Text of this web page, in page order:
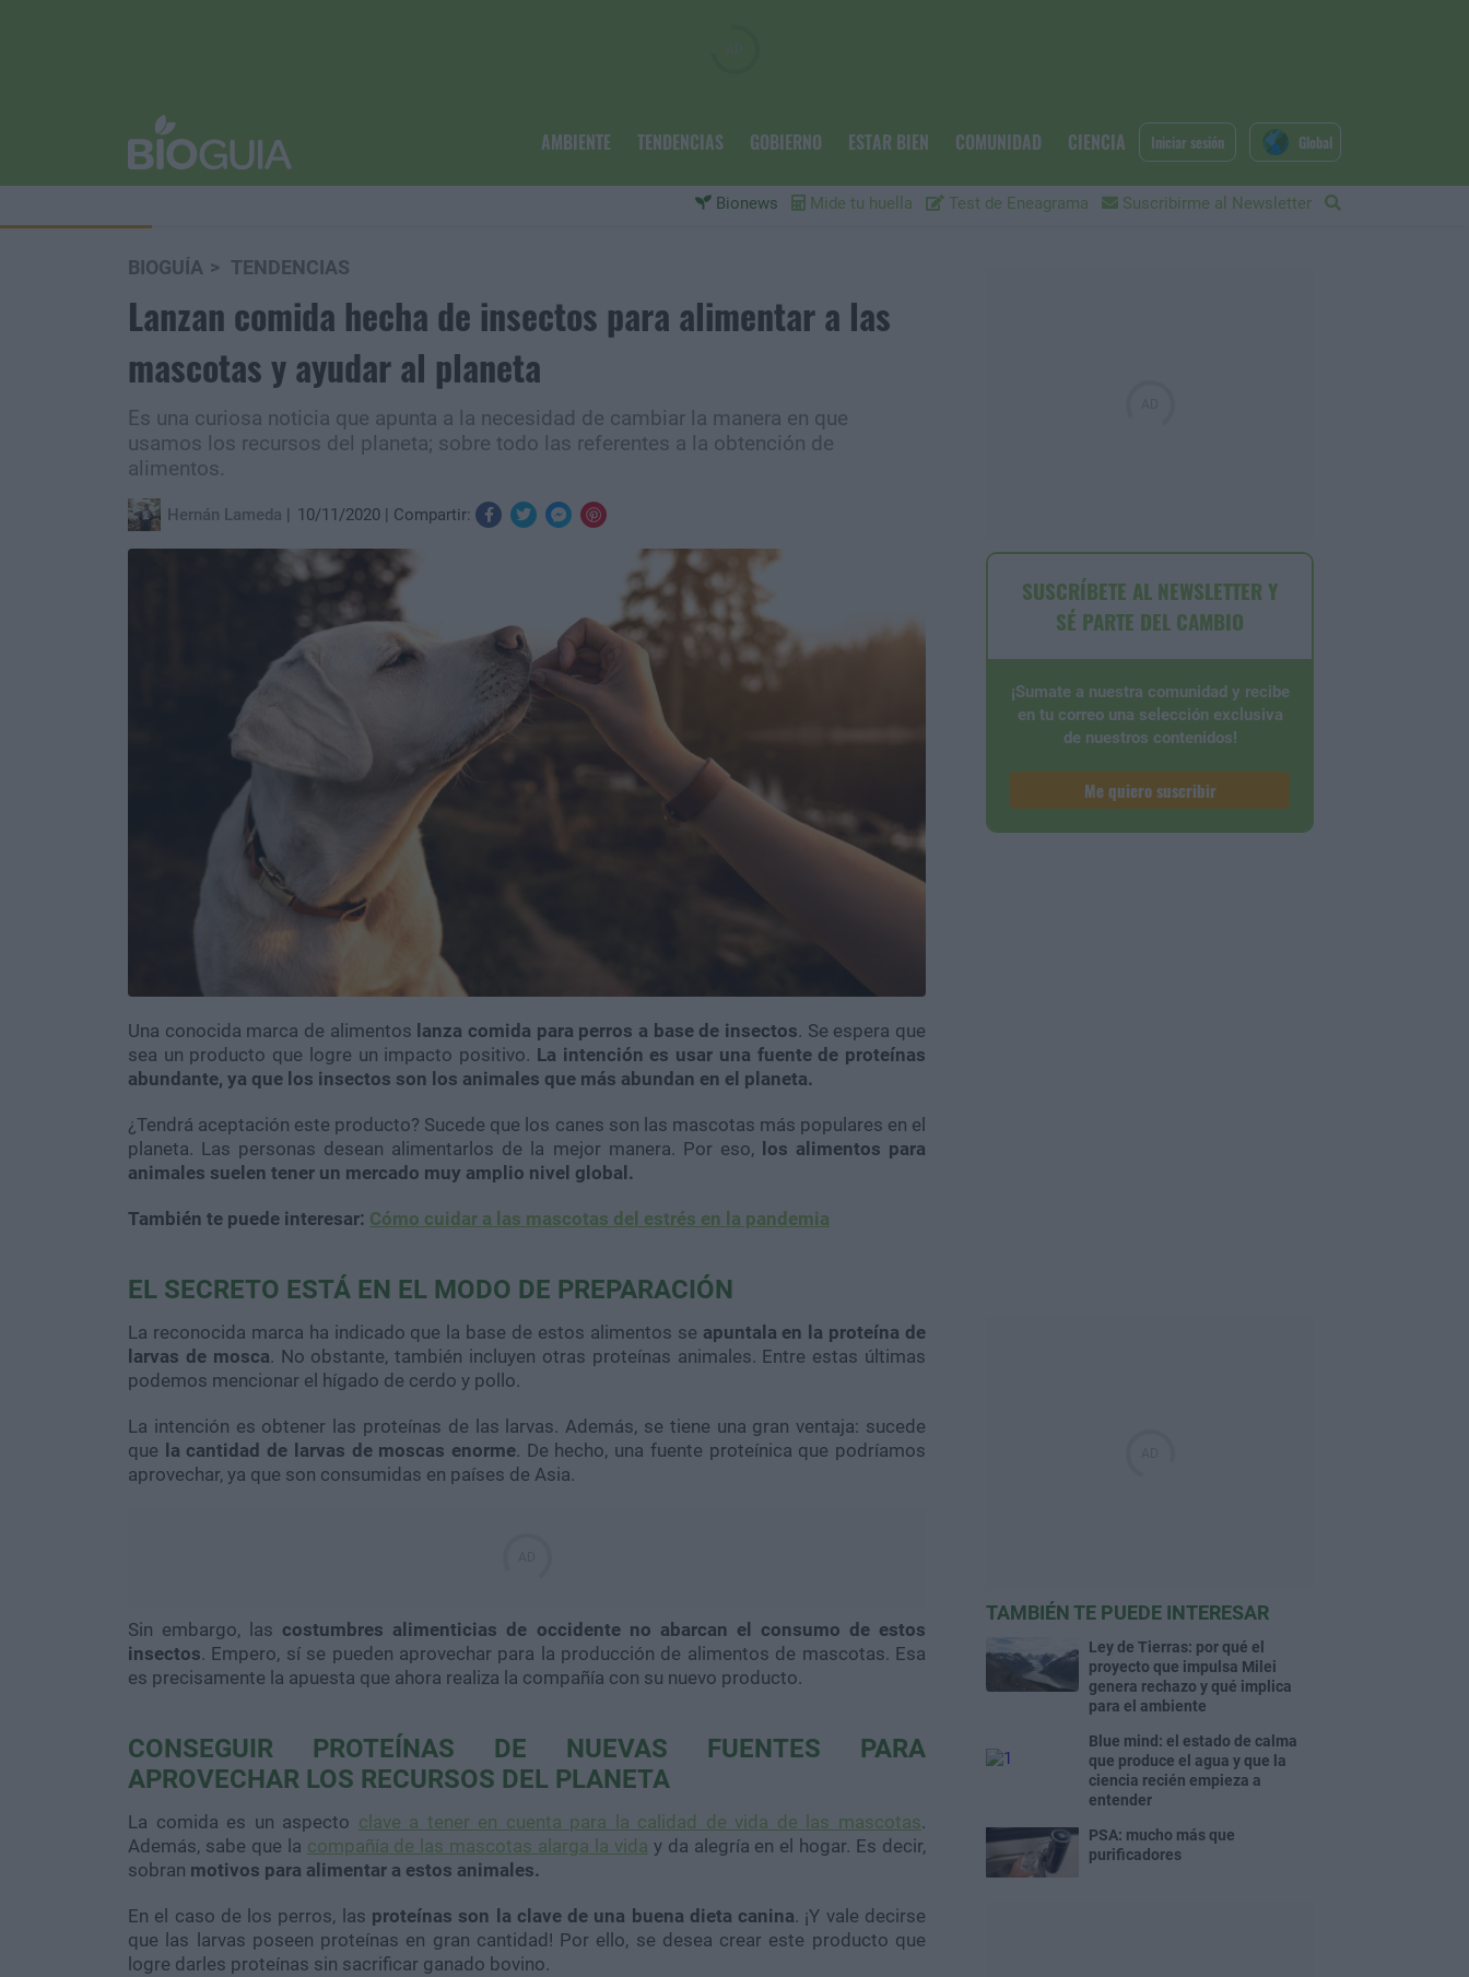
AMBIENTE TENDENCIAS GOBIERNO ESTAR BIEN COMUNIDAD CIENCIA
Bionews Mide tu huella Test de Eneagrama Suscribirme al Newsletter
Iniciar sesión Global
BIOGUÍA TENDENCIAS
Lanzan comida hecha de insectos para alimentar a las
mascotas y ayudar al planeta
Es una curiosa noticia que apunta a la necesidad de cambiar la manera en que
usamos los recursos del planeta; sobre todo las referentes a la obtención de
alimentos.
Hernán Lameda 10/11/2020 Compartir:
Una conocida marca de alimentos lanza comida para perros a base de insectos. Se espera que
sea un producto que logre un impacto positivo. La intención es usar una fuente de proteínas
abundante, ya que los insectos son los animales que más abundan en el planeta.
¿Tendrá aceptación este producto? Sucede que los canes son las mascotas más populares en el
planeta. Las personas desean alimentarlos de la mejor manera. Por eso,
los alimentos para
animales suelen tener un mercado muy amplio nivel global.
También te puede interesar: Cómo cuidar a las mascotas del estrés en la pandemia
EL SECRETO ESTÁ EN EL MODO DE PREPARACIÓN
La reconocida marca ha indicado que la base de estos alimentos se apuntala en la proteína de
larvas de mosca. No obstante, también incluyen otras proteínas animales. Entre estas últimas
podemos mencionar el hígado de cerdo y pollo.
La intención es obtener las proteínas de las larvas. Además, se tiene una gran ventaja: sucede
que
la cantidad de larvas de moscas enorme. De hecho, una fuente proteínica que podríamos
aprovechar, ya que son consumidas en países de Asia.
Sin embargo, las costumbres alimenticias de occidente no abarcan el consumo de estos
insectos. Empero, sí se pueden aprovechar para la producción de alimentos de mascotas. Esa
es precisamente la apuesta que ahora realiza la compañía con su nuevo producto.
CONSEGUIR PROTEÍNAS DE NUEVAS FUENTES PARA
APROVECHAR LOS RECURSOS DEL PLANETA
La comida es un aspecto clave a tener en cuenta para la calidad de vida de las mascotas.
Además, sabe que la compañía de las mascotas alarga la vida y da alegría en el hogar. Es decir,
sobran motivos para alimentar a estos animales.
En el caso de los perros, las proteínas son la clave de una buena dieta canina. ¡Y vale decirse
que las larvas poseen proteínas en gran cantidad! Por ello, se desea crear este producto que
logre darles proteínas sin sacrificar ganado bovino.
SUSCRÍBETE AL NEWSLETTER Y
SÉ PARTE DEL CAMBIO
¡Sumate a nuestra comunidad y recibe
en tu correo una selección exclusiva
de nuestros contenidos!
Me quiero suscribir
TAMBIÉN TE PUEDE INTERESAR
Ley de Tierras: por qué el
proyecto que impulsa Milei
genera rechazo y qué implica
para el ambiente
Blue mind: el estado de calma
que produce el agua y que la
ciencia recién empieza a
entender
PSA: mucho más que
purificadores